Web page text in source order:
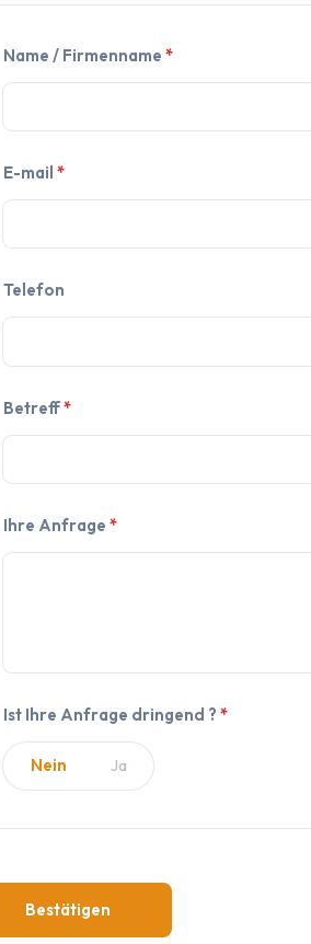
Name / Firmenname *
E-mail *
Telefon
Betreff*
Ihre Anfrage *
Ist Ihre Anfrage dringend ? *
Nein
Nein Ja